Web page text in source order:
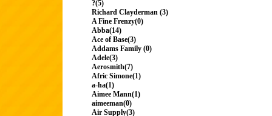
?(5)
Richard Clayderman (3)
A Fine Frenzy(0)
Abba(14)
Ace of Base(3)
Addams Family (0)
Adele(3)
Aerosmith(7)
Afric Simone(1)
a-ha(1)
Aimee Mann(1)
aimeeman(0)
Air Supply(3)